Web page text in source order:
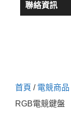
聯絡資訊
首頁 / 電競商品
RGB電競鍵盤